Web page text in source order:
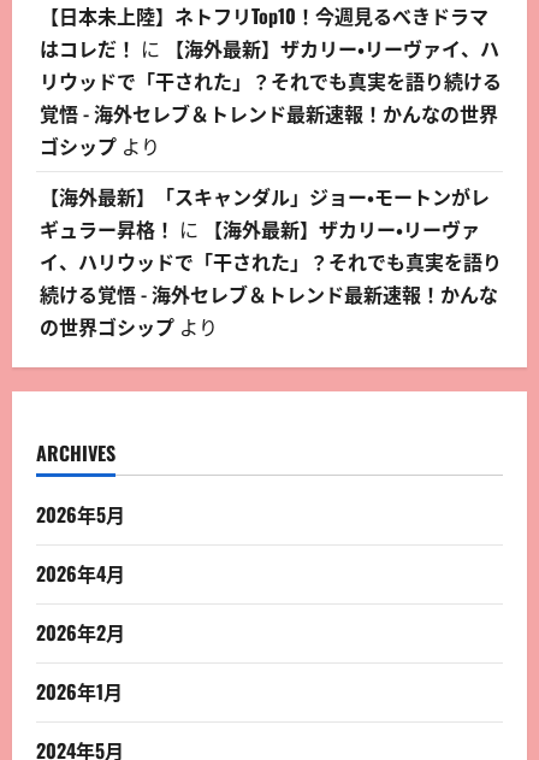
【日本未上陸】ネトフリTop10！今週見るべきドラマ
はコレだ！ に
【海外最新】ザカリー・リーヴァイ、ハ
リウッドで「干された」？それでも真実を語り続ける
覚悟 - 海外セレブ＆トレンド最新速報！かんなの世界
ゴシップ より
【海外最新】「スキャンダル」ジョー・モートンがレ
ギュラー昇格！ に
【海外最新】ザカリー・リーヴァ
イ、ハリウッドで「干された」？それでも真実を語り
続ける覚悟 - 海外セレブ＆トレンド最新速報！かんな
の世界ゴシップ より
ARCHIVES
2026年5月
2026年4月
2026年2月
2026年1月
2024年5月